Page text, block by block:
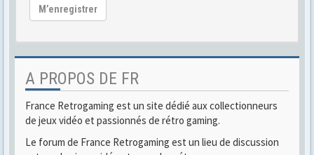
M’enregistrer
A PROPOS DE FR
France Retrogaming est un site dédié aux collectionneurs
de jeux vidéo et passionnés de rétro gaming.
Le forum de France Retrogaming est un lieu de discussion